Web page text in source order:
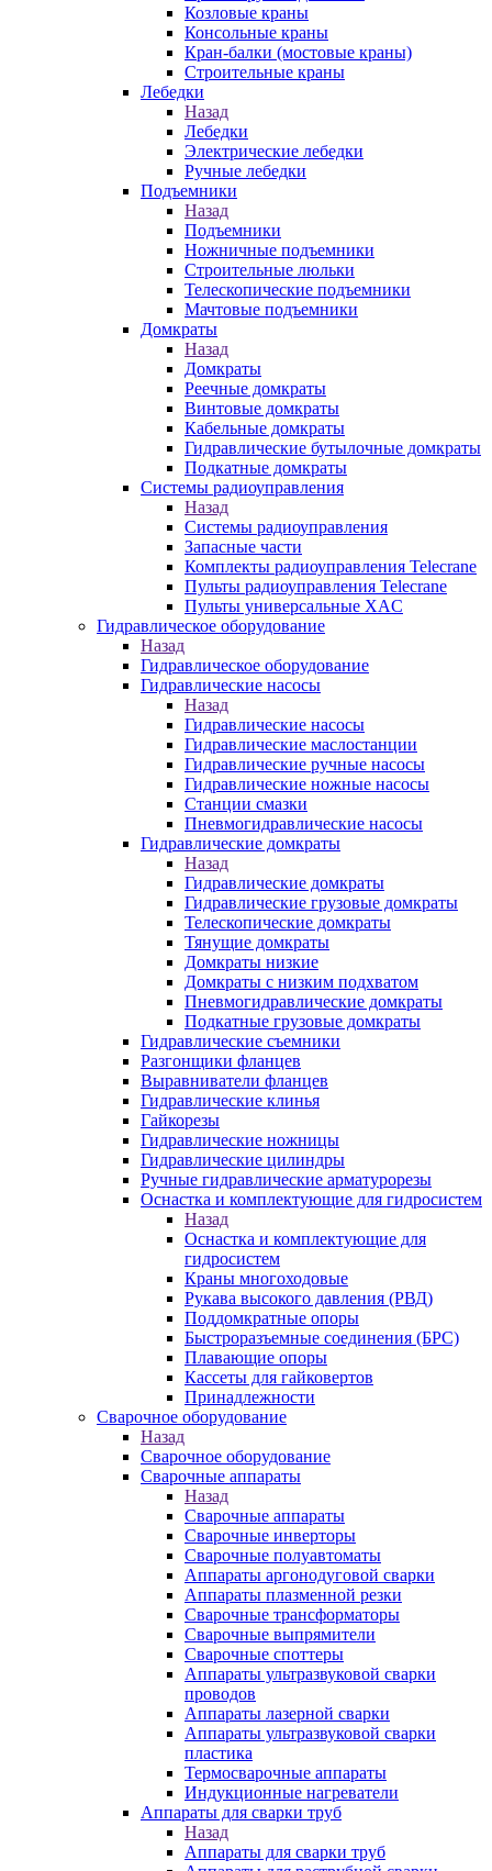
Козловые краны
Консольные краны
Кран-балки (мостовые краны)
Строительные краны
Лебедки
Назад
Лебедки
Электрические лебедки
Ручные лебедки
Подъемники
Назад
Подъемники
Ножничные подъемники
Строительные люльки
Телескопические подъемники
Мачтовые подъемники
Домкраты
Назад
Домкраты
Реечные домкраты
Винтовые домкраты
Кабельные домкраты
Гидравлические бутылочные домкраты
Подкатные домкраты
Системы радиоуправления
Назад
Системы радиоуправления
Запасные части
Комплекты радиоуправления Telecrane
Пульты радиоуправления Telecrane
Пульты универсальные XAC
Гидравлическое оборудование
Назад
Гидравлическое оборудование
Гидравлические насосы
Назад
Гидравлические насосы
Гидравлические маслостанции
Гидравлические ручные насосы
Гидравлические ножные насосы
Станции смазки
Пневмогидравлические насосы
Гидравлические домкраты
Назад
Гидравлические домкраты
Гидравлические грузовые домкраты
Телескопические домкраты
Тянущие домкраты
Домкраты низкие
Домкраты с низким подхватом
Пневмогидравлические домкраты
Подкатные грузовые домкраты
Гидравлические съемники
Разгонщики фланцев
Выравниватели фланцев
Гидравлические клинья
Гайкорезы
Гидравлические ножницы
Гидравлические цилиндры
Ручные гидравлические арматурорезы
Оснастка и комплектующие для гидросистем
Назад
Оснастка и комплектующие для
гидросистем
Краны многоходовые
Рукава высокого давления (РВД)
Поддомкратные опоры
Быстроразъемные соединения (БРС)
Плавающие опоры
Кассеты для гайковертов
Принадлежности
Сварочное оборудование
Назад
Сварочное оборудование
Сварочные аппараты
Назад
Сварочные аппараты
Сварочные инверторы
Сварочные полуавтоматы
Аппараты аргонодуговой сварки
Аппараты плазменной резки
Сварочные трансформаторы
Сварочные выпрямители
Сварочные споттеры
Аппараты ультразвуковой сварки
проводов
Аппараты лазерной сварки
Аппараты ультразвуковой сварки
пластика
Термосварочные аппараты
Индукционные нагреватели
Аппараты для сварки труб
Назад
Аппараты для сварки труб